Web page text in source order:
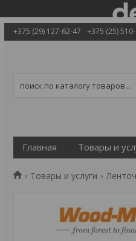
+375 (29) 127-62-47 +375 (25)
Главная Товары и
Товары и услуги